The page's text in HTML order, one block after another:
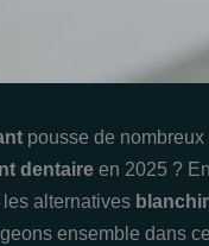
pousse de
dentaire en 2025 ?
les alternatives
ensemble dans